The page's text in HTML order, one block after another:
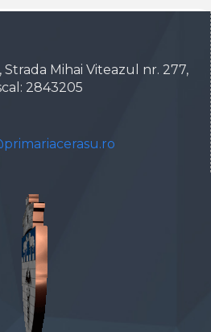
Mihai Viteazul nr. 277,
2843205